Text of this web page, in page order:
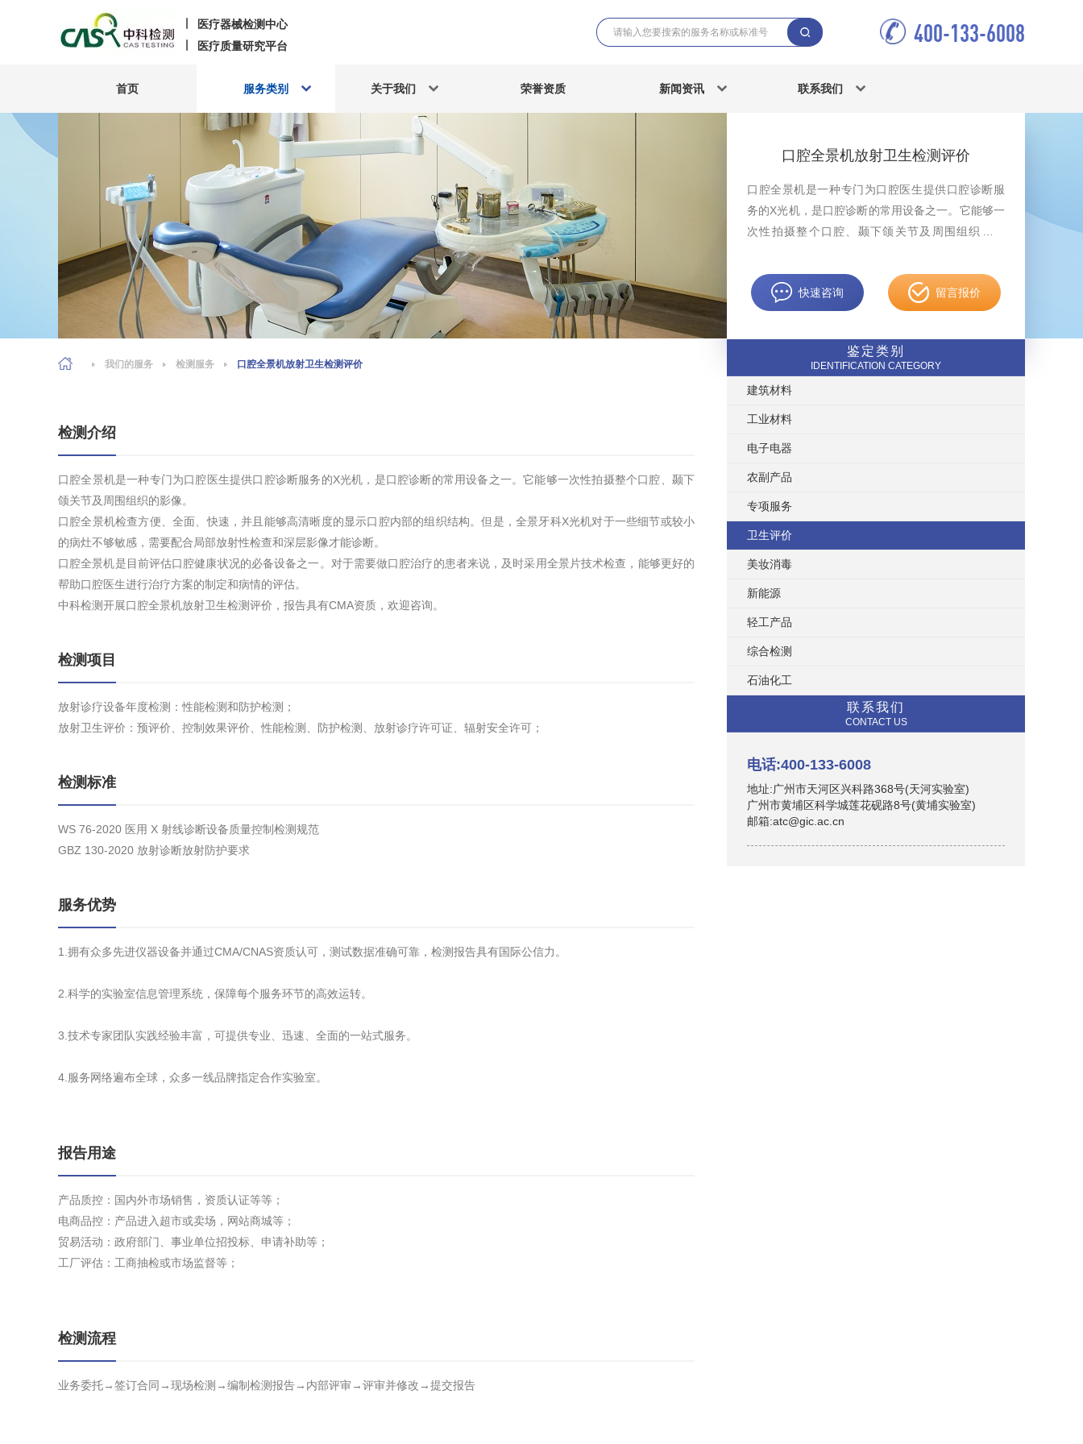
医疗器械检测中心
医疗质量研究平台
400-133-6008
首页 服务类别 关于我们 荣誉资质 新闻资讯 联系我们
口腔全景机放射卫生检测评价
口腔全景机是一种专门为口腔医生提供口腔诊断服
务的X光机，是口腔诊断的常用设备之一。它能够一
次性拍摄整个口腔、颞下颌关节及周围组织的影
报告具有CMA。
快速咨询
留言报价
鉴定类别
IDENTIFICATION CATEGORY
建筑材料
工业材料
电子电器
农副产品
专项服务
卫生评价
美妆消毒
新能源
轻工产品
综合检测
石油化工
联系我们
CONTACT US
电话:400-133-6008
地址:广州市天河区兴科路368号(天河实验室)
广州市黄埔区科学城莲花砚路8号(黄埔实验室)
邮箱:atc@gic.ac.cn
我们的服务 检测服务 口腔全景机放射卫生检测评价
检测介绍
口腔全景机是一种专门为口腔医生提供口腔诊断服务的X光机，是口腔诊断的常用设备之一。它能够一次性拍摄整个口腔、颞下
颌关节及周围组织的影像。
口腔全景机检查方便、全面、快速，并且能够高清晰度的显示口腔内部的组织结构。但是，全景牙科X光机对于一些细节或较小
的病灶不够敏感，需要配合局部放射性检查和深层影像才能诊断。
口腔全景机是目前评估口腔健康状况的必备设备之一。对于需要做口腔治疗的患者来说，及时采用全景片技术检查，能够更好的
帮助口腔医生进行治疗方案的制定和病情的评估。
中科检测开展口腔全景机放射卫生检测评价，报告具有CMA资质，欢迎咨询。
检测项目
放射诊疗设备年度检测：性能检测和防护检测；
放射卫生评价：预评价、控制效果评价、性能检测、防护检测、放射诊疗许可证、辐射安全许可；
检测标准
WS 76-2020 医用 X 射线诊断设备质量控制检测规范
GBZ 130-2020 放射诊断放射防护要求
服务优势
1.拥有众多先进仪器设备并通过CMA/CNAS资质认可，测试数据准确可靠，检测报告具有国际公信力。
2.科学的实验室信息管理系统，保障每个服务环节的高效运转。
3.技术专家团队实践经验丰富，可提供专业、迅速、全面的一站式服务。
4.服务网络遍布全球，众多一线品牌指定合作实验室。
报告用途
产品质控：国内外市场销售，资质认证等等；
电商品控：产品进入超市或卖场，网站商城等；
贸易活动：政府部门、事业单位招投标、申请补助等；
工厂评估：工商抽检或市场监督等；
检测流程
业务委托→签订合同→现场检测→编制检测报告→内部评审→评审并修改→提交报告